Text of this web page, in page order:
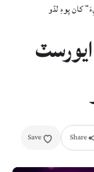
کان پوءِ لڌو
Share
Save